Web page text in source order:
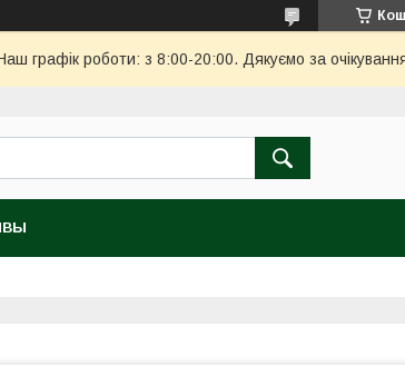
графік роботи: з 8:00-20:00. Дякуємо за